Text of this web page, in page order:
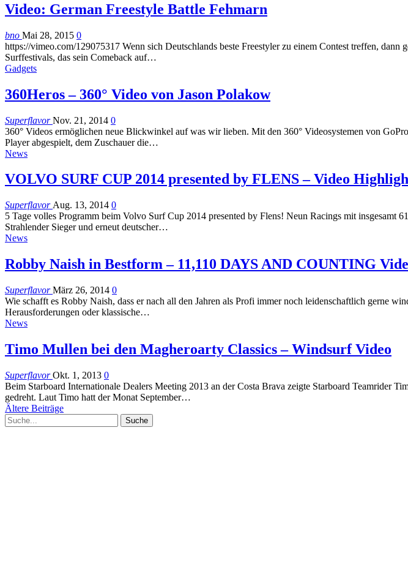
Video: German Freestyle Battle Fehmarn
bno Mai 28, 2015 0
https://vimeo.com/129075317 Wenn sich Deutschlands beste Freestyler zu einem Contest treffen,
Surffestivals, das sein Comeback auf…
Gadgets
360Heros – 360° Video von Jason Polakow
SuperflavorNov. 21, 2014 0
360° Videos ermöglichen neue Blickwinkel auf was wir lieben. Mit den 360° Videosystemen von
Player abgespielt, dem Zuschauer die…
News
VOLVO SURF CUP 2014 presented by FLENS – Video
Superflavor Aug. 13, 2014 0
5 Tage volles Programm beim Volvo Surf Cup 2014 presented by Flens! Neun Racings mit insgesamt
Strahlender Sieger und erneut deutscher…
News
Robby Naish in Bestform – 11,110 DAYS AND COUNTING
SuperflavorMärz 26, 2014 0
Wie schafft es Robby Naish, dass er nach all den Jahren als Profi immer noch leidenschaftlich gerne
Herausforderungen oder klassische…
News
Timo Mullen bei den Magheroarty Classics – Windsurf Video
SuperflavorOkt. 1, 2013 0
Beim Starboard Internationale Dealers Meeting 2013 an der Costa Brava zeigte Starboard Teamrider
gedreht. Laut Timo hatt der Monat September…
Ältere Beiträge